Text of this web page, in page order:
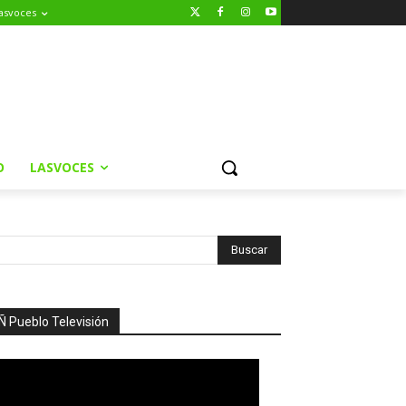
LASVOCES
Ñ Pueblo Televisión